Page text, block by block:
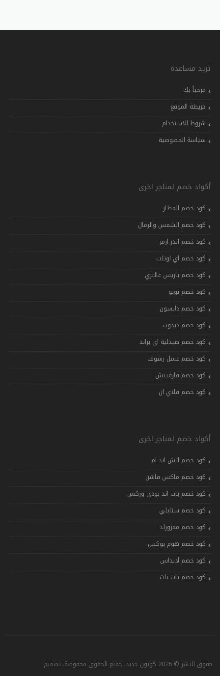
تريد مساعدة
مرحباً بك
خريطة الموقع
شروط الاستخدام
سياسة الخصوصية
أكواد خصم لمتاجر اخرى
كود خصم المطار
كود خصم الشمس والرمال
كود خصم اندر ارمر
كود خصم اي اوتلت
كود خصم باريس غاليري
كود خصم تويو
كود خصم دايسون
كود خصم دبدوب
كود خصم صيدلية اي براند
كود خصم عسل رشوف
كود خصم فارفيتش
كود خصم فلاي ان
أكواد خصم لمتاجر اخرى
كود خصم اتش اند ام
كود خصم ماكس فاشن
كود خصم باث اند بودي وركس
كود خصم ستايلي
كود خصم ممزورلد
كود خصم هوم بوكس
كود خصم أديداس
كود خصم بات بات
حقوق النشر © 2026 كوبون جديد. جميع الحقوق محفوظة. تصميم